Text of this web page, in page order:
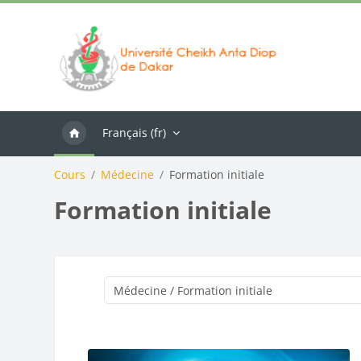
Français ‎(fr)‎
Cours Médecine Formation initiale
Formation initiale